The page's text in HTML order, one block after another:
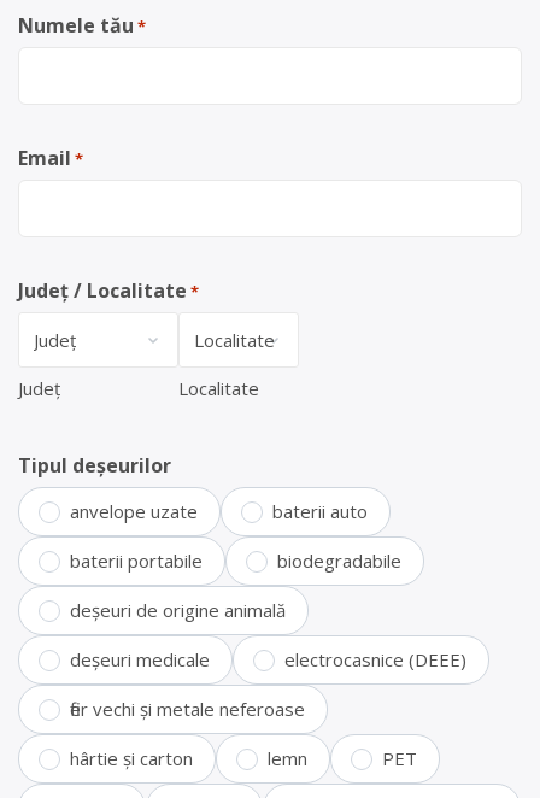
Numele tău *
Email *
Județ / Localitate *
Județ Localitate
Tipul deșeurilor
anvelope uzate baterii auto
baterii portabile biodegradabile
deșeuri de origine animală
deșeuri medicale electrocasnice (DEEE)
fier vechi și metale neferoase
hârtie și carton lemn PET